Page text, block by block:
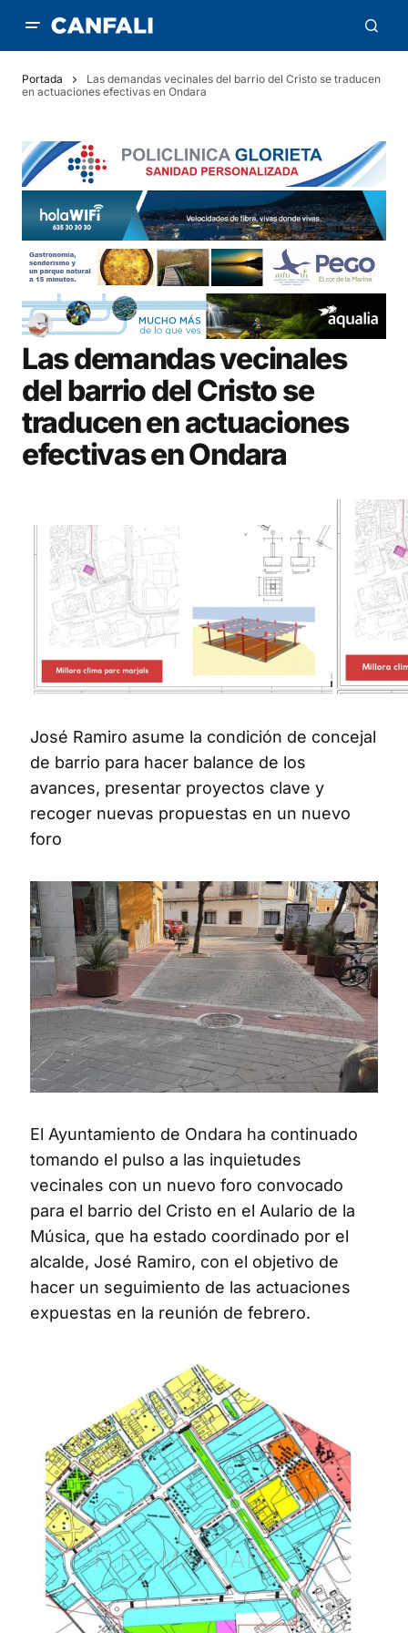
Portada
Las demandas vecinales del barrio del Cristo se traducen
en actuaciones efectivas en Ondara
Las demandas vecinales
del barrio del Cristo se
traducen en actuaciones
efectivas en Ondara
José Ramiro asume la condición de concejal
de barrio para hacer balance de los
avances, presentar proyectos clave y
recoger nuevas propuestas en un nuevo
foro
El Ayuntamiento de Ondara ha continuado
tomando el pulso a las inquietudes
vecinales con un nuevo foro convocado
para el barrio del Cristo en el Aulario de la
Música, que ha estado coordinado por el
alcalde, José Ramiro, con el objetivo de
hacer un seguimiento de las actuaciones
expuestas en la reunión de febrero.